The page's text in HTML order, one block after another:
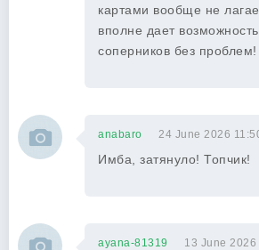
картами вообще не
вполне дает
соперников без проблем!
anabaro 24 June 2026
Имба, затянуло! Топчик!
ayana-81319 13 June 2026